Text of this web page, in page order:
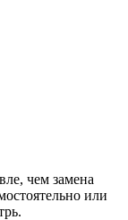
чем замена
или